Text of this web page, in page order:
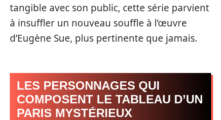
tangible avec son public, cette série parvient
à insuffler un nouveau souffle à l’œuvre
d’Eugène Sue, plus pertinente que jamais.
LES PERSONNAGES QUI
COMPOSENT LE TABLEAU D’UN
PARIS MYSTÉRIEUX